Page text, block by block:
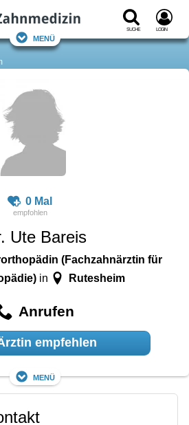
Suche Login
Menü
0 Mal
Ute Bareis
(Fachzahnärztin für
in Rutesheim
Anrufen
empfehlen
Menü